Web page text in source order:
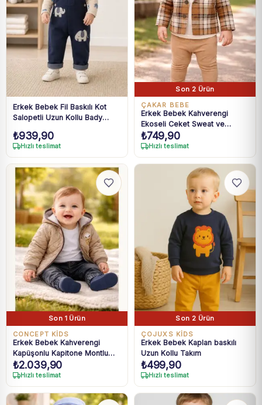
Erkek Bebek Fil Baskılı Kot
Salopetli Uzun Kollu Bady
₺939,90
Hızlı teslimat
Son 2 Ürün
ÇAKAR BEBE
Erkek Bebek Kahverengi
Ekoseli Ceket Sweat ve
Pantolon Takım 3-18 Ay
₺749,90
Hızlı teslimat
Son 1 Ürün
CONCEPT KİDS
Erkek Bebek Kahverengi
Kapüşonlu Kapitone Montlu
Kot Pantolonlu 3lü Takım 6-18
Ay
₺2.039,90
Hızlı teslimat
Son 2 Ürün
ÇOJUXS KİDS
Erkek Bebek Kaplan baskılı
Uzun Kollu Takım
₺499,90
Hızlı teslimat